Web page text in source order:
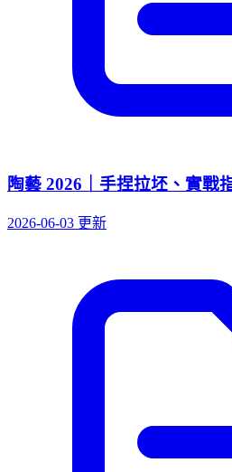
陶藝 2026｜手捏拉坯、實戰
2026-06-03 更新